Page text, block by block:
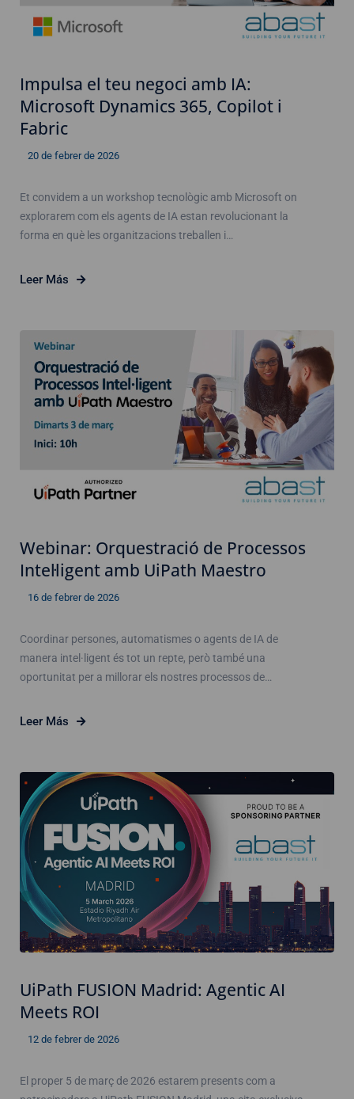
Impulsa el teu negoci amb IA:
Microsoft Dynamics 365, Copilot i
Fabric
20 de febrer de 2026
Et convidem a un workshop tecnològic amb Microsoft on
explorarem com els agents de IA estan revolucionant la
forma en què les organitzacions treballen i…
Leer Más
Webinar: Orquestració de Processos
Intel·ligent amb UiPath Maestro
16 de febrer de 2026
Coordinar persones, automatismes o agents de IA de
manera intel·ligent és tot un repte, però també una
oportunitat per a millorar els nostres processos de…
Leer Más
UiPath FUSION Madrid: Agentic AI
Meets ROI
12 de febrer de 2026
El proper 5 de març de 2026 estarem presents com a